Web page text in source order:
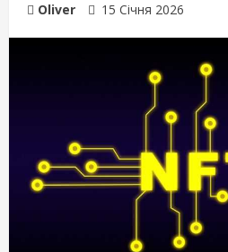
Oliver 15 Січня 2026